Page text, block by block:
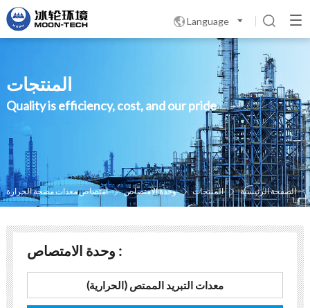
Language 
المنتجات
Quality is efficiency, cost, and our pride
الصفحة الرئيسية  المنتجات  وحدة الامتصاص  امتصاص معدات مضخة الحرارة
وحدة الامتصاص :
معدات التبريد الممتص (الحرارية)